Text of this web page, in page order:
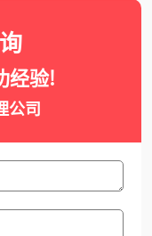
经验!
公司